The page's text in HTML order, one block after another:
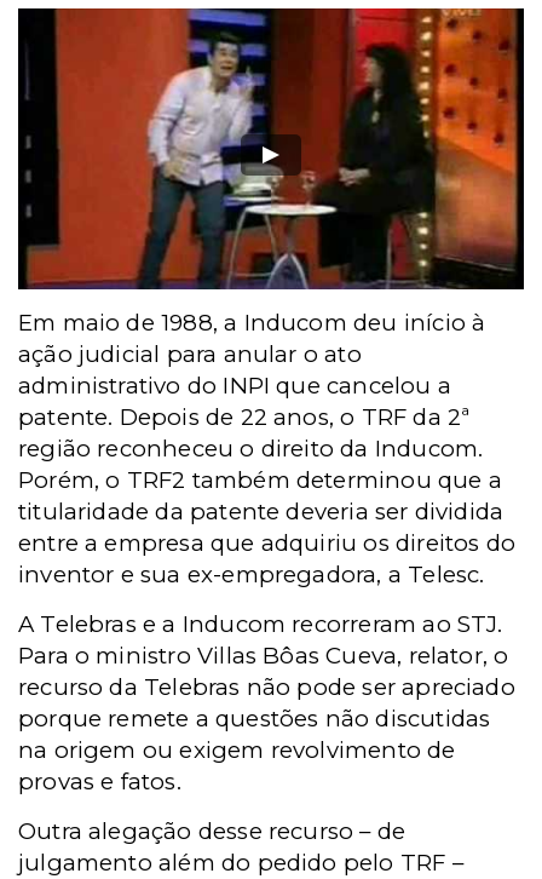
Em maio de 1988, a Inducom deu início à
ação judicial para anular o ato
administrativo do INPI que cancelou a
patente. Depois de 22 anos, o TRF da 2ª
região reconheceu o direito da Inducom.
Porém, o TRF2 também determinou que a
titularidade da patente deveria ser dividida
entre a empresa que adquiriu os direitos do
inventor e sua ex-empregadora, a Telesc.
A Telebras e a Inducom recorreram ao STJ.
Para o ministro Villas Bôas Cueva, relator, o
recurso da Telebras não pode ser apreciado
porque remete a questões não discutidas
na origem ou exigem revolvimento de
provas e fatos.
Outra alegação desse recurso – de
julgamento além do pedido pelo TRF –